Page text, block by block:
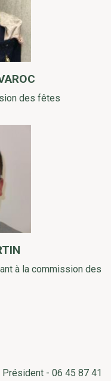
des fêtes
à la commission des
Président - 06 45 87 41